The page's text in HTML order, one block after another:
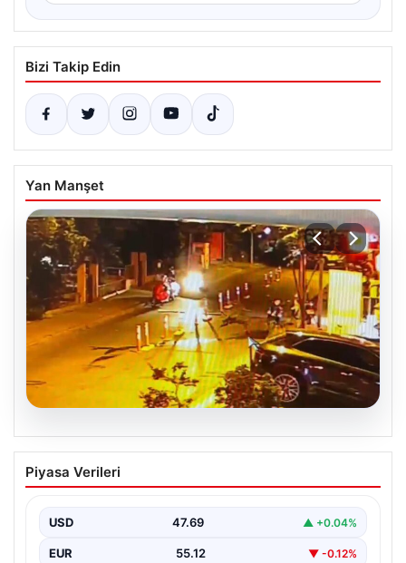
Bizi Takip Edin
Yan Manşet
05.08.2026
Nilda Müge’nin Ölümüne Yönelik Silahlı
Saldırının Kameralara Yansıyan
İstanbul’un Şişli ilçesinde yaşanan korkutucu olayda,
ilaçları…
Piyasa Verileri
USD 47.69 ▲ +0.04%
EUR 55.12 ▼ -0.12%